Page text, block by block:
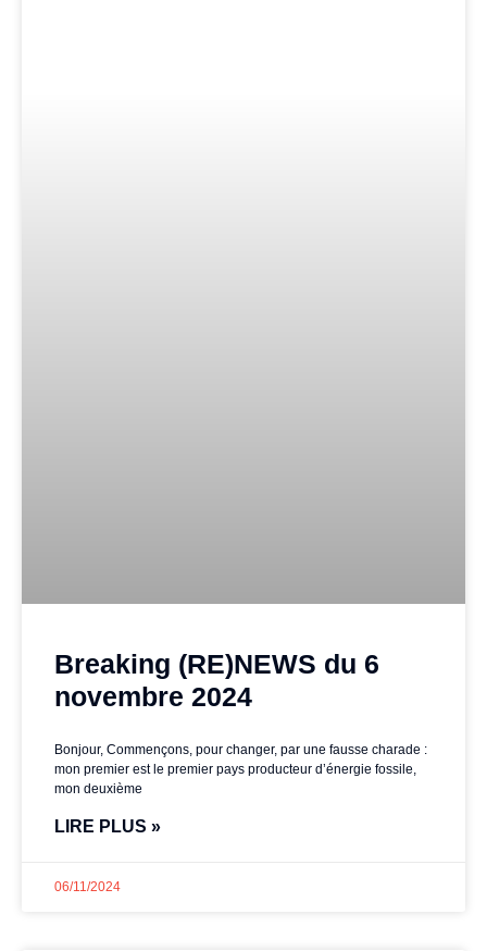
Breaking (RE)NEWS du 6
novembre 2024
Bonjour, Commençons, pour changer, par une fausse charade :
mon premier est le premier pays producteur d’énergie fossile,
mon deuxième
LIRE PLUS »
06/11/2024